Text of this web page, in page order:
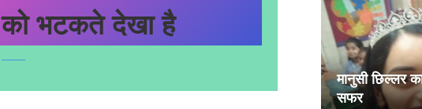
को भटकते देखा है
मानुसी छिल्लर
सफर